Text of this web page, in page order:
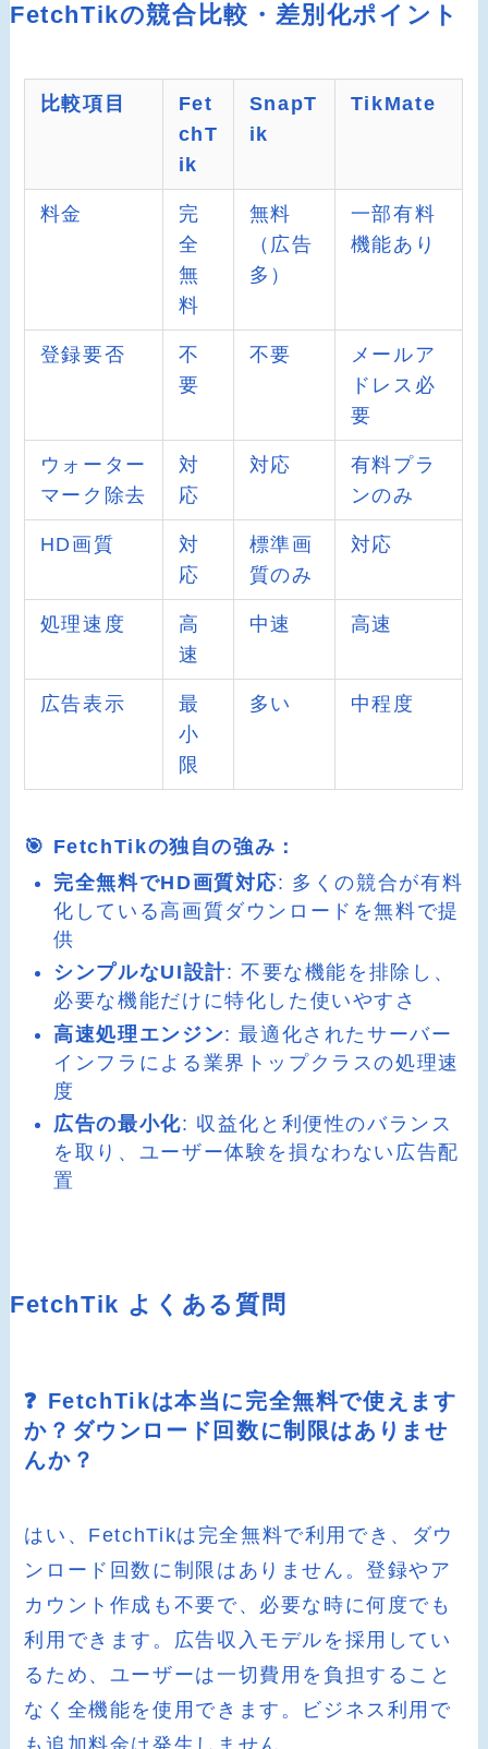
FetchTikの競合比較・差別化ポイント
比較項目
Fet
chT
ik
SnapT
ik
TikMate
料金
完
全
無
料
無料
（広告
多）
一部有料
機能あり
登録要否
不
要
不要
メールア
ドレス必
要
ウォーター
マーク除去
対
応
対応
有料プラ
ンのみ
HD画質
対
応
標準画
質のみ
対応
処理速度
高
速
中速 高速
広告表示
最
小
限
多い 中程度
🎯 FetchTikの独自の強み：
完全無料でHD画質対応: 多くの競合が有料
化している高画質ダウンロードを無料で提
供
シンプルなUI設計: 不要な機能を排除し、
必要な機能だけに特化した使いやすさ
高速処理エンジン: 最適化されたサーバー
インフラによる業界トップクラスの処理速
度
広告の最小化: 収益化と利便性のバランス
を取り、ユーザー体験を損なわない広告配
置
FetchTik よくある質問
❓ FetchTikは本当に完全無料で使えます
か？ダウンロード回数に制限はありませ
んか？
はい、FetchTikは完全無料で利用でき、ダウ
ンロード回数に制限はありません。登録やア
カウント作成も不要で、必要な時に何度でも
利用できます。広告収入モデルを採用してい
るため、ユーザーは一切費用を負担すること
なく全機能を使用できます。ビジネス利用で
も追加料金は発生しません。